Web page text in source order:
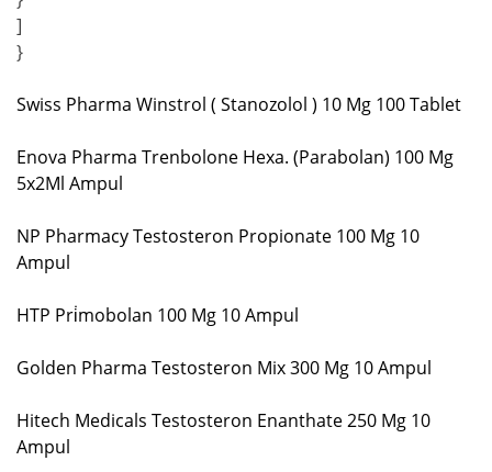
]
}
Swiss Pharma Winstrol ( Stanozolol ) 10 Mg 100 Tablet
Enova Pharma Trenbolone Hexa. (Parabolan) 100 Mg
5x2Ml Ampul
NP Pharmacy Testosteron Propionate 100 Mg 10
Ampul
HTP Pri̇mobolan 100 Mg 10 Ampul
Golden Pharma Testosteron Mix 300 Mg 10 Ampul
Hitech Medicals Testosteron Enanthate 250 Mg 10
Ampul